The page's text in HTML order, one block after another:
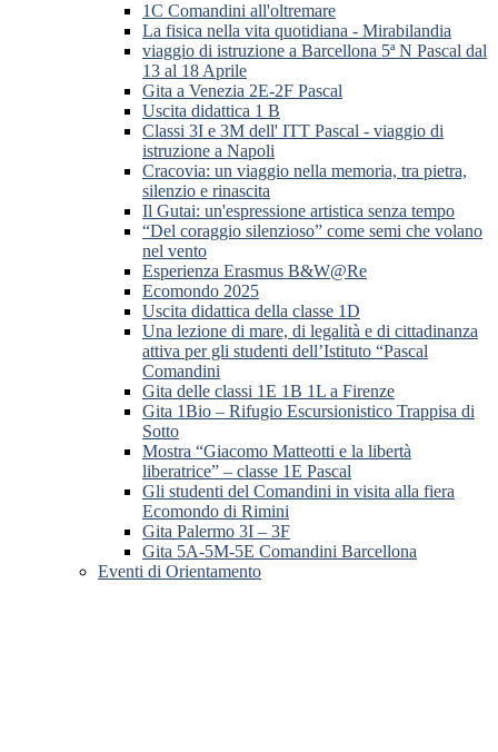
1C Comandini all'oltremare
La fisica nella vita quotidiana - Mirabilandia
viaggio di istruzione a Barcellona 5ª N Pascal dal
13 al 18 Aprile
Gita a Venezia 2E-2F Pascal
Uscita didattica 1 B
Classi 3I e 3M dell' ITT Pascal - viaggio di
istruzione a Napoli
Cracovia: un viaggio nella memoria, tra pietra,
silenzio e rinascita
Il Gutai: un'espressione artistica senza tempo
“Del coraggio silenzioso” come semi che volano
nel vento
Esperienza Erasmus B&W@Re
Ecomondo 2025
Uscita didattica della classe 1D
Una lezione di mare, di legalità e di cittadinanza
attiva per gli studenti dell’Istituto “Pascal
Comandini
Gita delle classi 1E 1B 1L a Firenze
Gita 1Bio – Rifugio Escursionistico Trappisa di
Sotto
Mostra “Giacomo Matteotti e la libertà
liberatrice” – classe 1E Pascal
Gli studenti del Comandini in visita alla fiera
Ecomondo di Rimini
Gita Palermo 3I – 3F
Gita 5A-5M-5E Comandini Barcellona
Eventi di Orientamento